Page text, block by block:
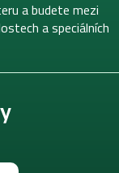
a budete mezi
a speciálních